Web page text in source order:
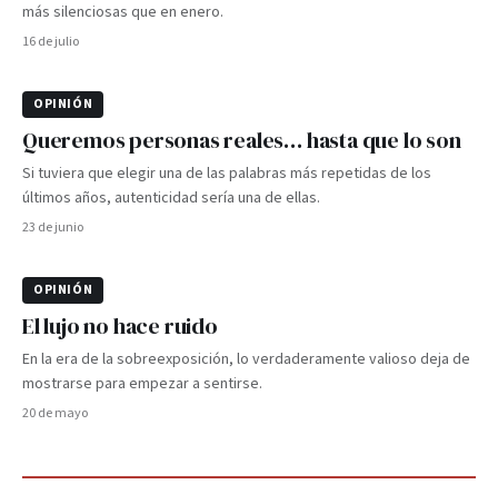
más silenciosas que en enero.
16 de julio
OPINIÓN
Queremos personas reales… hasta que lo son
Si tuviera que elegir una de las palabras más repetidas de los
últimos años, autenticidad sería una de ellas.
23 de junio
OPINIÓN
El lujo no hace ruido
En la era de la sobreexposición, lo verdaderamente valioso deja de
mostrarse para empezar a sentirse.
20 de mayo